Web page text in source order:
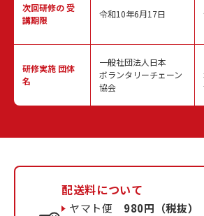
次回研修の受
講期限
研修実施 団体
名
令和10年6月17日
一般社団法人日本
ボランタリーチェーン
協会
配送料について
ヤマト便 980円（税抜）